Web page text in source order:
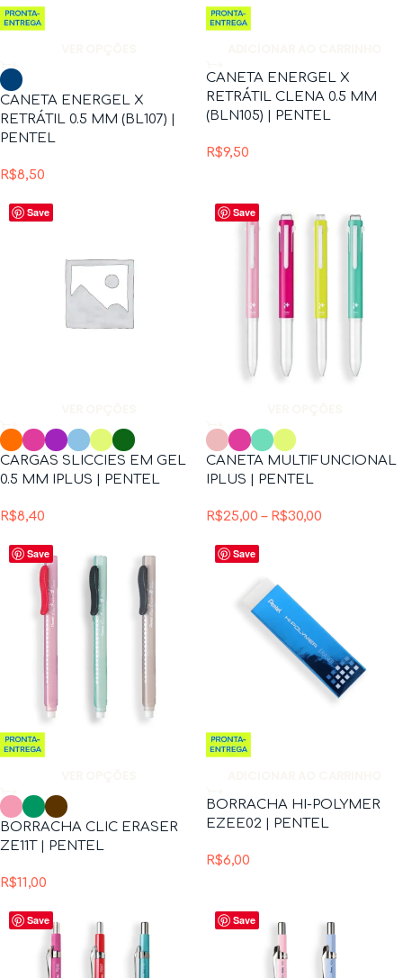
CANETA ENERGEL X
RETRÁTIL 0.5 MM (BL107) |
PENTEL
R$8,50
CANETA ENERGEL X
RETRÁTIL CLENA 0.5 MM
(BLN105) | PENTEL
R$9,50
Save
CARGAS SLICCIES EM GEL
0.5 MM IPLUS | PENTEL
R$8,40
Save
CANETA MULTIFUNCIONAL
IPLUS | PENTEL
R$25,00 – R$30,00
Save
BORRACHA CLIC ERASER
ZE11T | PENTEL
R$11,00
Save
BORRACHA HI-POLYMER
EZEE02 | PENTEL
R$6,00
Save Save